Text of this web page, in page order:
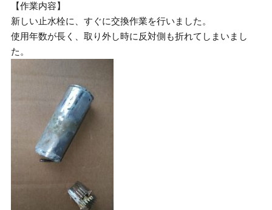
【作業内容】
新しい止水栓に、すぐに交換作業を行いました。
使用年数が長く、取り外し時に反対側も折れてしまいまし
た。